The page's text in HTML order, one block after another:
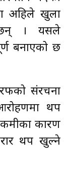
अहिले खुला
छन् । यसले
बनाएको छ
संरचना
थप
कारण
थप खुल्ने